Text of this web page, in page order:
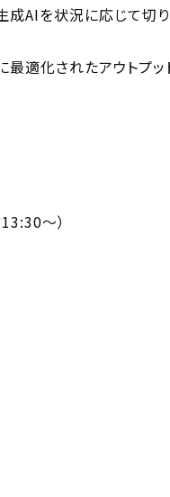
成AIを状況に応じて切
最適化されたアウトプッ
～）